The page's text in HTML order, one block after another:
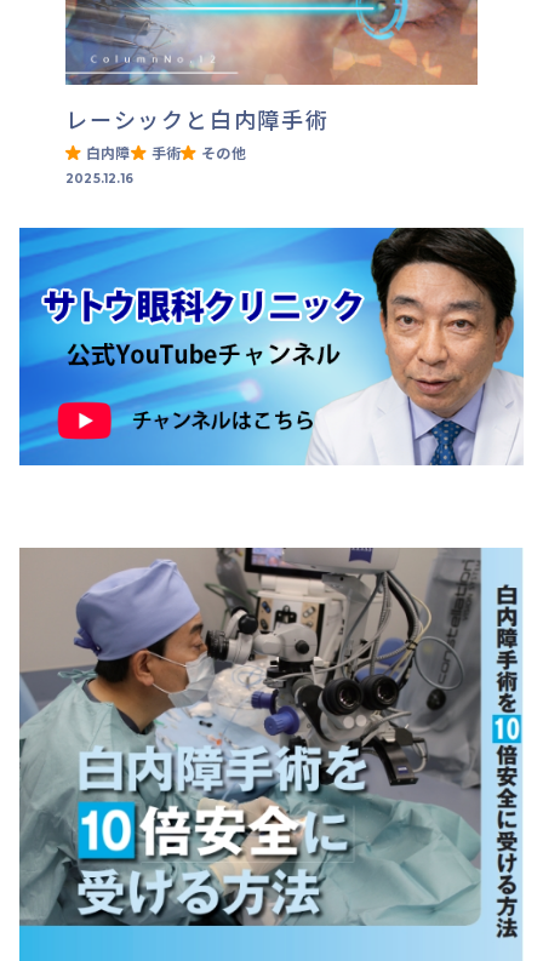
レーシックと白内障手術
白内障 手術 その他
2025.12.16